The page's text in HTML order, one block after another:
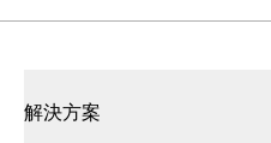
解決方案